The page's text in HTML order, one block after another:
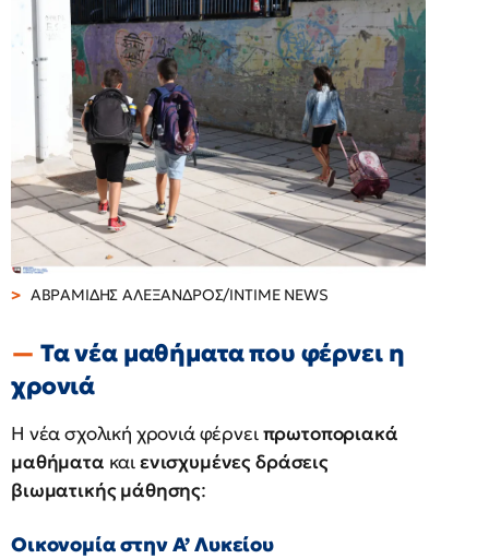
ΑΒΡΑΜΙΔΗΣ ΑΛΕΞΑΝΔΡΟΣ/INTIME NEWS
Τα νέα μαθήματα που φέρνει η
χρονιά
Η νέα σχολική χρονιά φέρνειπρωτοποριακά
μαθήματα καιενισχυμένες δράσεις
βιωματικής μάθησης:
Οικονομία στην Α’ Λυκείου